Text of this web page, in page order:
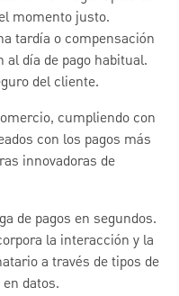
momento justo.
tardía o compensación
día de pago habitual.
del cliente.
cumpliendo con
con los pagos más
innovadoras de
de pagos en segundos.
la interacción y la
a través de tipos de
datos.